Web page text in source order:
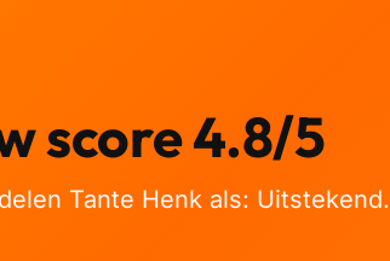
score 4.8/5
Tante Henk als: Uitstekend.